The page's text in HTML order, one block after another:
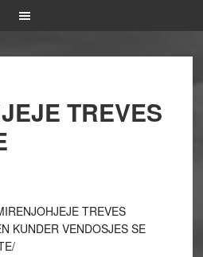
TREVES
TREVES
KUNDER VENDOSJES SE